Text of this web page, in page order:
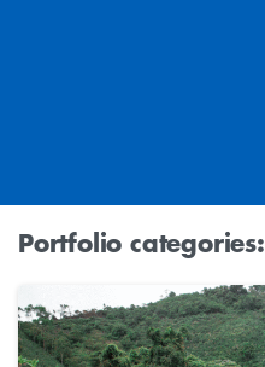
Portfolio categories: